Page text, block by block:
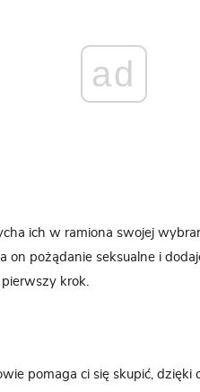
ad
ich w ramiona swojej
on pożądanie seksualne i
krok.
pomaga ci się skupić,